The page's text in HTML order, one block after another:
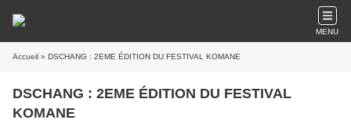
MENU
Accueil » DSCHANG : 2EME ÉDITION DU FESTIVAL KOMANE
DSCHANG : 2EME ÉDITION DU FESTIVAL
KOMANE